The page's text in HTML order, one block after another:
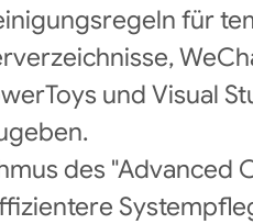
für
und Visual
des "Advanced